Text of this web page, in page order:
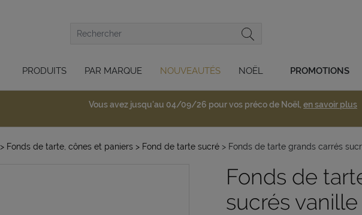
PRODUITS PAR MARQUE NOUVEAUTÉS NOËL PROMOTIONS
Vous avez jusqu'au 04/09/26 pour vos préco de Noël, en savoir plus
> Fonds de tarte, cônes et paniers > Fond de tarte sucré > Fonds de tarte grands carrés
Fonds de
sucrés